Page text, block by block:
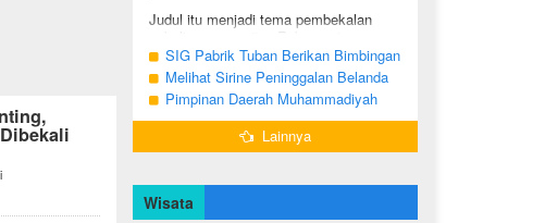
Judul itu menjadi tema pembekalan
(24/01/2024) di Masjid Nabawi al
Munawaroh, Madinah, kepada jemaah
umrah dari ...
SIG Pabrik Tuban Berikan Bimbingan
Manasik Haji kepada CJH Kabupaten
Tuban
Melihat Sirine Peninggalan Belanda
Penanda Buka Puasa di Pendopo
Bupati Blora
Pimpinan Daerah Muhammadiyah
Bojonegoro Akan Gelar Salat
Iduladha 9 Juli 2022
Lainnya
Wisata